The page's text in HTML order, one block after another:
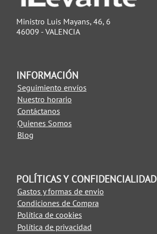
Ministro Luis Mayans, 46, 6
46009 - VALENCIA
INFORMACIÓN
Seguimiento envíos
Nuestro horario
Contáctanos
Quienes Somos
Blog
POLÍTICAS Y CONFIDENCIALIDAD
Gastos y formas de envio
Condiciones de Compra
Política de cookies
Política de privacidad